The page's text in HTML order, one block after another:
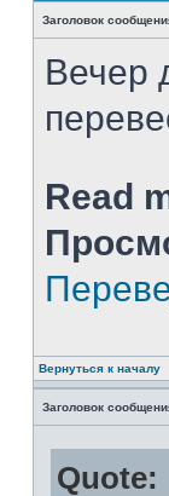
Заголовок
Вечер
Read
Вернуться к началу
Заголовок
Quote: